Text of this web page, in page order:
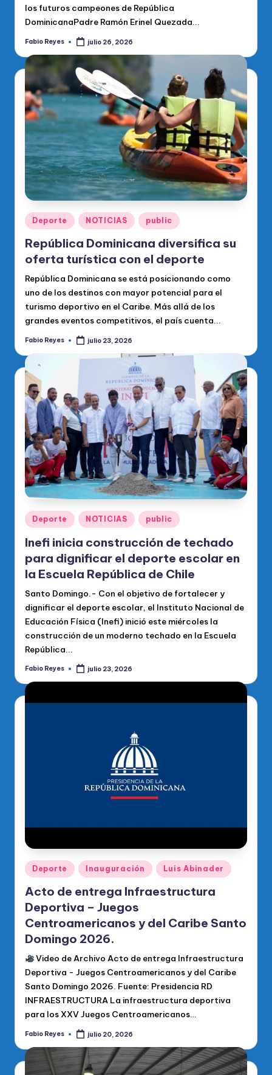
los futuros campeones de República
DominicanaPadre Ramón Erinel Quezada...
Publicado
Fabio Reyes julio 26, 2026
Publicado
en
Deporte NOTICIAS public
República Dominicana diversifica su
oferta turística con el deporte
República Dominicana se está posicionando como
uno de los destinos con mayor potencial para el
turismo deportivo en el Caribe. Más allá de los
grandes eventos competitivos, el país cuenta...
Publicado
Fabio Reyes julio 23, 2026
Publicado
en
Deporte NOTICIAS public
Inefi inicia construcción de techado
para dignificar el deporte escolar en
la Escuela República de Chile
Santo Domingo.- Con el objetivo de fortalecer y
dignificar el deporte escolar, el Instituto Nacional de
Educación Física (Inefi) inició este miércoles la
construcción de un moderno techado en la Escuela
República...
Publicado
Fabio Reyes julio 23, 2026
Publicado
en
Deporte Inauguración Luis Abinader
Acto de entrega Infraestructura
Deportiva – Juegos
Centroamericanos y del Caribe Santo
Domingo 2026.
Video de Archivo Acto de entrega Infraestructura
Deportiva - Juegos Centroamericanos y del Caribe
Santo Domingo 2026. Fuente: Presidencia RD
INFRAESTRUCTURA La infraestructura deportiva
para los XXV Juegos Centroamericanos…
Publicado
Fabio Reyes julio 20, 2026